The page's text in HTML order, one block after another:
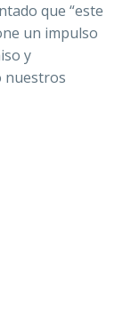
que “este
un impulso
y
nuestros